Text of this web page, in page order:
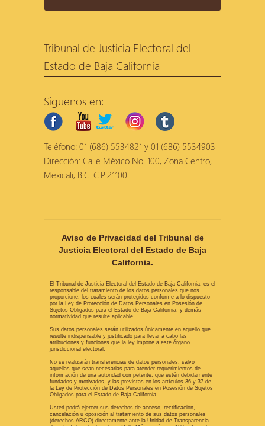
Tribunal de Justicia Electoral del
Estado de Baja California
Síguenos en:
facebookyoutubetwitter
Teléfono: 01 (686) 5534821 y 01 (686) 5534903
Dirección: Calle México No. 100, Zona Centro,
Mexicali, B.C. C.P. 21100.
Aviso de Privacidad del Tribunal de
Justicia Electoral del Estado de Baja
California.
El Tribunal de Justicia Electoral del Estado de Baja California, es el
responsable del tratamiento de los datos personales que nos
proporcione, los cuales serán protegidos conforme a lo dispuesto
por la Ley de Protección de Datos Personales en Posesión de
Sujetos Obligados para el Estado de Baja California, y demás
normatividad que resulte aplicable.
Sus datos personales serán utilizados únicamente en aquello que
resulte indispensable y justificado para llevar a cabo las
atribuciones y funciones que la ley impone a este órgano
jurisdiccional electoral.
No se realizarán transferencias de datos personales, salvo
aquéllas que sean necesarias para atender requerimientos de
información de una autoridad competente, que estén debidamente
fundados y motivados, y las previstas en los artículos 36 y 37 de
la Ley de Protección de Datos Personales en Posesión de Sujetos
Obligados para el Estado de Baja California.
Usted podrá ejercer sus derechos de acceso, rectificación,
cancelación u oposición al tratamiento de sus datos personales
(derechos ARCO) directamente ante la Unidad de Transparencia